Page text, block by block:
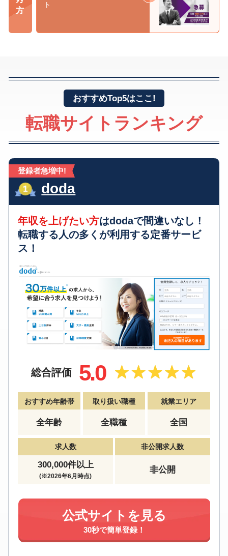
ト
おすすめTop5はここ!
転職サイトランキング
登録者急増中!
doda
年収を上げたい方はdodaで間違いなし！
転職する人の多くが利用する定番サービ
ス！
総合評価 5.0
おすすめ年齢帯
全年齢
取り扱い職種
全職種
就業エリア
全国
求人数
300,000件以上
(※2026年6月時点)
非公開求人数
非公開
公式サイトを見る
30秒で簡単登録！